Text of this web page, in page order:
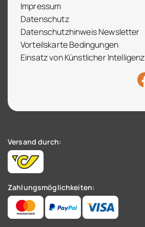
Impressum
Datenschutz
Datenschutzhinweis Newsletter
Vorteilskarte Bedingungen
Einsatz von Künstlicher Intelligenz
Versand durch:
Zahlungsmöglichkeiten: